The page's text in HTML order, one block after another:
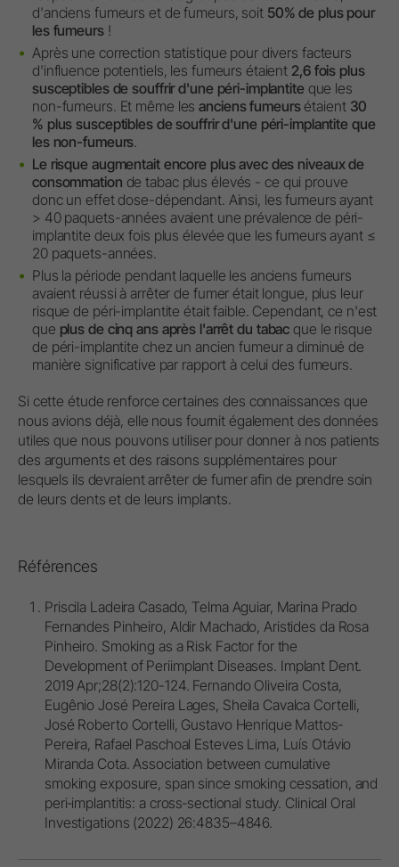
d'anciens fumeurs et de fumeurs, soit 50% de plus pour
les fumeurs!
Après une correction statistique pour divers facteurs
d'influence potentiels, les fumeurs étaient 2,6 fois plus
susceptibles de souffrir d'une péri-implantiteque les
non-fumeurs. Et même lesanciens fumeursétaient 30
% plus susceptibles de souffrir d'une péri-implantite que
les non-fumeurs
Le risque augmentait encore plus avec des niveaux de
consommation de tabac plus élevés - ce qui prouve
donc un effet dose-dépendant. Ainsi, les fumeurs ayant
> 40 paquets-années avaient une prévalence de péri-
implantite deux fois plus élevée que les fumeurs ayant ≤
20 paquets-années.
Plus la période pendant laquelle les anciens fumeurs
avaient réussi à arrêter de fumer était longue, plus leur
risque de péri-implantite était faible. Cependant, ce n'est
que plus de cinq ans après l'arrêt du tabac que le risque
de péri-implantite chez un ancien fumeur a diminué de
manière significative par rapport à celui des fumeurs.
Si cette étude renforce certaines des connaissances que
nous avions déjà, elle nous fournit également des données
utiles que nous pouvons utiliser pour donner à nos patients
des arguments et des raisons supplémentaires pour
lesquels ils devraient arrêter de fumer afin de prendre soin
de leurs dents et de leurs implants.
Références
Priscila Ladeira Casado, Telma Aguiar, Marina Prado
Fernandes Pinheiro, Aldir Machado, Aristides da Rosa
Pinheiro. Smoking as a Risk Factor for the
Development of Periimplant Diseases. Implant Dent.
2019 Apr;28(2):120-124. Fernando Oliveira Costa,
Eugênio José Pereira Lages, Sheila Cavalca Cortelli,
José Roberto Cortelli, Gustavo Henrique Mattos‐
Pereira, Rafael Paschoal Esteves Lima, Luís Otávio
Miranda Cota. Association between cumulative
smoking exposure, span since smoking cessation, and
peri‐implantitis: a cross‐sectional study. Clinical Oral
Investigations (2022) 26:4835–4846.